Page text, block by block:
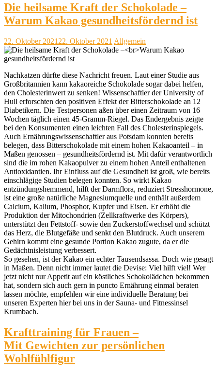
Die heilsame Kraft der Schokolade –
Warum Kakao gesundheitsfördernd ist
22. Oktober 2021 22. Oktober 2021 Allgemein
Nachkatzen dürfte diese Nachricht freuen. Laut einer Studie aus
Großbritannien kann kakaoreiche Schokolade sogar dabei helfen,
den Cholesterinwert zu senken! Wissenschaftler der University of
Hull erforschten den positiven Effekt der Bitterschokolade an 12
Diabetikern. Die Testpersonen aßen über einen Zeitraum von 16
Wochen täglich einen 45-Gramm-Riegel. Das Endergebnis zeigte
bei den Konsumenten einen leichten Fall des Cholesterinspiegels.
Auch Ernährungswissenschaftler aus Potsdam konnten bereits
belegen, dass Bitterschokolade mit einem hohen Kakaoanteil – in
Maßen genossen – gesundheitsfördernd ist. Mit dafür verantwortlich
sind die im rohen Kakaopulver zu einem hohen Anteil enthaltenen
Antioxidantien. Ihr Einfluss auf die Gesundheit ist groß, wie bereits
einschlägige Studien belegen konnten. So wirkt Kakao
entzündungshemmend, hilft der Darmflora, reduziert Stresshormone,
ist eine große natürliche Magnesiumquelle und enthält außerdem
Calcium, Kalium, Phosphor, Kupfer und Eisen. Er erhöht die
Produktion der Mitochondrien (Zellkraftwerke des Körpers),
unterstützt den Fettstoff- sowie den Zuckerstoffwechsel und schützt
das Herz, die Blutgefäße und senkt den Blutdruck. Auch unserem
Gehirn kommt eine gesunde Portion Kakao zugute, da er die
Gedächtnisleistung verbessert.
So gesehen, ist der Kakao ein echter Tausendsassa. Doch wie gesagt
in Maßen. Denn nicht immer lautet die Devise: Viel hilft viel! Wer
jetzt nicht nur Appetit auf ein köstliches Schokolädchen bekommen
hat, sondern sich auch gern in puncto Ernährung einmal beraten
lassen möchte, empfehlen wir eine individuelle Beratung bei
unseren Experten hierbei uns in der Sauna- und Fitnessinsel
Krumbach.
Krafttraining für Frauen –
Mit Gewichten zur persönlichen
Wohlfühlfigur